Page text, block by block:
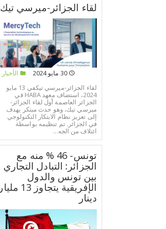
لقاء الجزائر-ميرسي تيك
30 مايو 2024
الأخبار
لقاء الجزائر-ميرسي تيكفي 13 مايو
2024، استضاف معهد HABA في
الجزائر العاصمة أول لقاء الجزائر-
ميرسي تيك، وهو حدث مبتكر يهدف
إلى تعزيز نظام الابتكار التكنولوجي
في الجزائر. تم تنظيمه بواسطة
ائتلاف من الجه...
تونس- 46 % منه مع
الجزائر: التبادل التجاري
بين تونس والدول
الإفريقية يتجاوز 13 مليار
دينار